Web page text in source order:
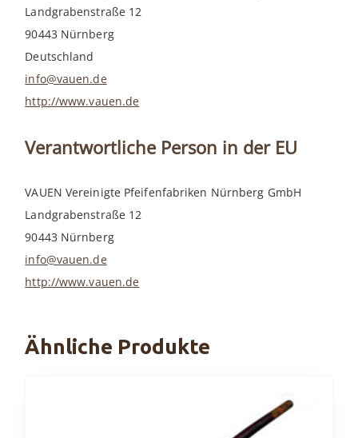
Landgrabenstraße 12
90443 Nürnberg
Deutschland
info@vauen.de
http://www.vauen.de
Verantwortliche Person in der EU
VAUEN Vereinigte Pfeifenfabriken Nürnberg GmbH
Landgrabenstraße 12
90443 Nürnberg
info@vauen.de
http://www.vauen.de
Ähnliche Produkte